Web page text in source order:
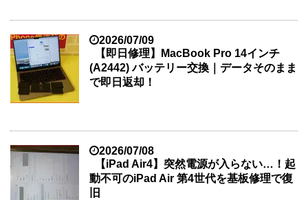
2026/07/09
【即日修理】MacBook Pro 14インチ
(A2442) バッテリー交換｜データそのまま
で即日返却！
2026/07/08
【iPad Air4】突然電源が入らない…！起
動不可のiPad Air 第4世代を基板修理で復
旧